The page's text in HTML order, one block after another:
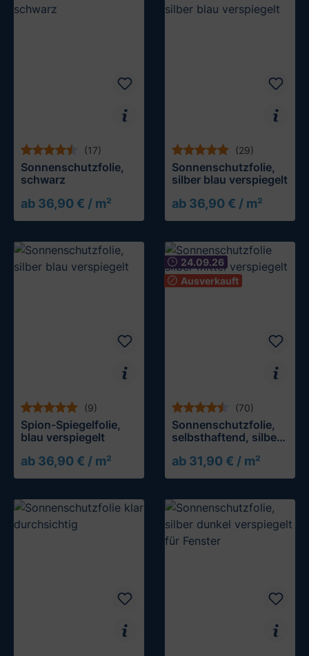
(17)
Sonnenschutzfolie,
schwarz
ab 36,90 € / m²
Muster testen
(29)
Sonnenschutzfolie,
silber blau verspiegelt
ab 36,90 € / m²
Muster testen
(9)
Spion-Spiegelfolie,
blau verspiegelt
ab 36,90 € / m²
Muster testen
24.09.26
Ausverkauft
(70)
Sonnenschutzfolie,
selbsthaftend, silber
ab 31,90 € / m²